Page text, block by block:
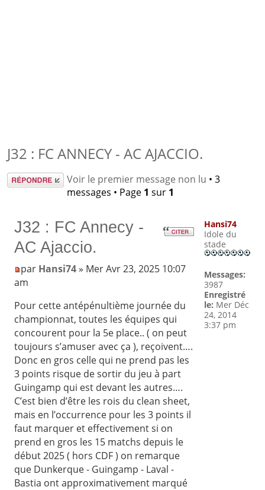
J32 : FC ANNECY - AC AJACCIO.
Répondre Voir le premier message non lu • 3
messages • Page 1 sur 1
J32 : FC Annecy -
AC Ajaccio.
par Hansi74» Mer Avr 23, 2025 10:07
am
Pour cette antépénultième journée du
championnat, toutes les équipes qui
concourent pour la 5e place.. ( on peut
toujours s’amuser avec ça ), reçoivent….
Donc en gros celle qui ne prend pas les
3 points risque de sortir du jeu à part
Guingamp qui est devant les autres….
C’est bien d’être les rois du clean sheet,
mais en l’occurrence pour les 3 points il
faut marquer et effectivement si on
prend en gros les 15 matchs depuis le
début 2025 ( hors CDF ) on remarque
que Dunkerque - Guingamp - Laval -
Bastia ont approximativement marqué
Hansi74
Idole du
stade
Messages:
3987
Enregistré
le: Mer Déc
24, 2014
3:37 pm